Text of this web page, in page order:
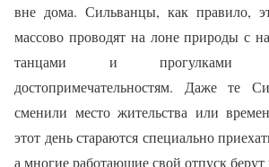
вне дома. Сильванцы, как правило,
массово проводят на лоне природы с
танцами и прогулками
достопримечательностям. Даже те
сменили место жительства или
этот день стараются специально
а многие работающие свой отпуск берут